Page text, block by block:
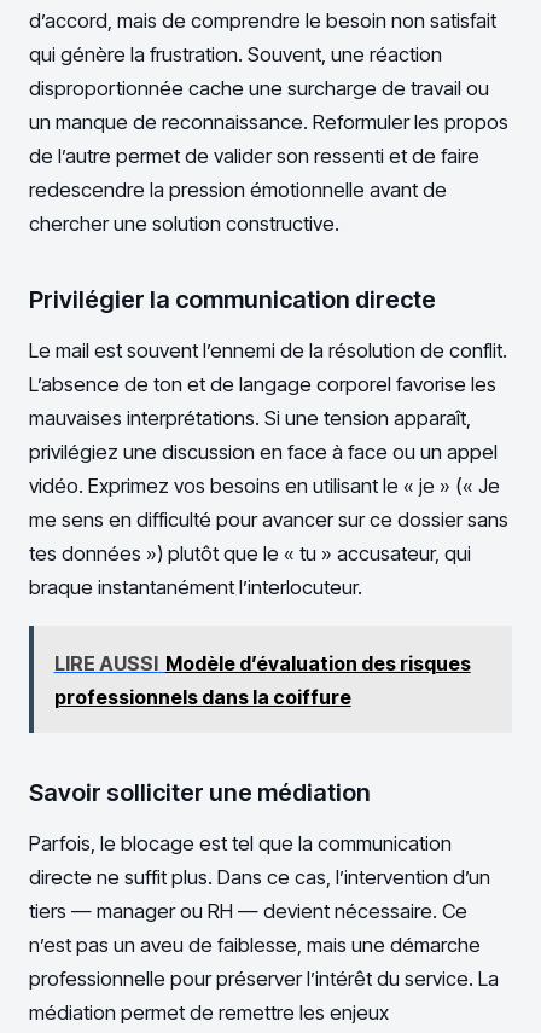
d’accord, mais de comprendre le besoin non satisfait
qui génère la frustration. Souvent, une réaction
disproportionnée cache une surcharge de travail ou
un manque de reconnaissance. Reformuler les propos
de l’autre permet de valider son ressenti et de faire
redescendre la pression émotionnelle avant de
chercher une solution constructive.
Privilégier la communication directe
Le mail est souvent l’ennemi de la résolution de conflit.
L’absence de ton et de langage corporel favorise les
mauvaises interprétations. Si une tension apparaît,
privilégiez une discussion en face à face ou un appel
vidéo. Exprimez vos besoins en utilisant le « je » (« Je
me sens en difficulté pour avancer sur ce dossier sans
tes données ») plutôt que le « tu » accusateur, qui
braque instantanément l’interlocuteur.
LIRE AUSSI Modèle d’évaluation des risques
professionnels dans la coiffure
Savoir solliciter une médiation
Parfois, le blocage est tel que la communication
directe ne suffit plus. Dans ce cas, l’intervention d’un
tiers — manager ou RH — devient nécessaire. Ce
n’est pas un aveu de faiblesse, mais une démarche
professionnelle pour préserver l’intérêt du service. La
médiation permet de remettre les enjeux